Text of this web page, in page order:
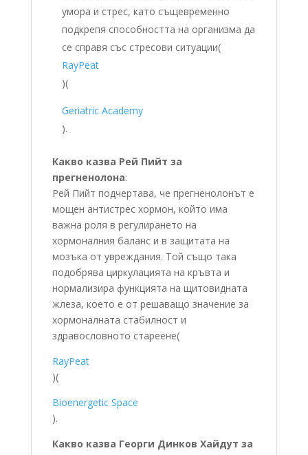
умора и стрес, като същевременно
подкрепя способността на организма да
се справя със стресови ситуации​(
RayPeat
)(
Geriatric Academy
).
Какво казва Рей Пийт за
прегненолона:
Рей Пийт подчертава, че прегненолонът е
мощен антистрес хормон, който има
важна роля в регулирането на
хормоналния баланс и в защитата на
мозъка от увреждания. Той също така
подобрява циркулацията на кръвта и
нормализира функцията на щитовидната
жлеза, което е от решаващо значение за
хормоналната стабилност и
здравословното стареене​(
RayPeat
)(
Bioenergetic Space
).
Какво казва Георги Динков Хайдут за